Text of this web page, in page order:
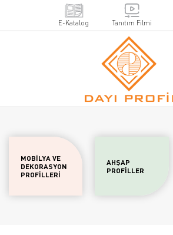
E-Katalog Tanıtım Filmi
MOBİLYA VE
DEKORASYON
PROFİLLERİ
AHŞAP
PROFİLLER